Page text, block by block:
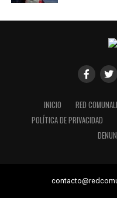
INICIO RED
POLÍTICA DE PRIVACIDAD